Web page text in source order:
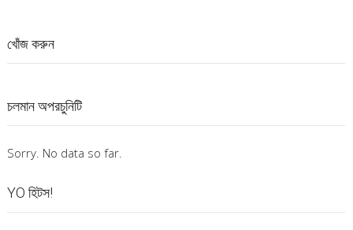
খোঁজ করুন
চলমান অপরচুনিটি
Sorry. No data so far.
YO হিটস!